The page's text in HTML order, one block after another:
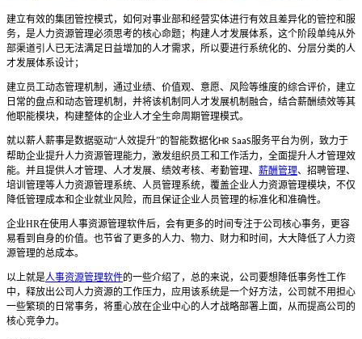
建立有效的集团管控模式，如何对事业部和经营实体进行有效且差异化的管控和服
务，是人力资源管理必须思考的核心命题；构建人才发展体系，这个阶段单纯从外
部渠道引人已无法满足日益增加的人才需求，所以要进行系统化的、分层分类的人
才发展体系设计；
建立员工动态管理机制，通过业绩、价值观、意愿、风险等维度的综合评价，建立
日常的盘点和动态管理机制，并将该机制同人才发展机制融合，结合薪酬绩效等其
他职能模块，构建整体的企业人才全生命周期管理模式。
就以薪人薪事是数据驱动“人效提升”的智能数据化HR SaaS服务平台为例，致力于
帮助企业提升人力资源管理能力，激发组织员工和工作活力，全面提升人才管理效
能。并且提供人才管理、人才发展、绩效考核、考勤管理、 薪酬管理、招聘管理、
培训管理等人力资源管理系统、人员管理系统，覆盖企业人力资源管理模块，不仅
降低管理成本和企业就业风险，而且保证企业人员管理的标准化和准确性。
企业HR在使用人事资源管理软件后，会有更多的时间专注于公司核心事务，更容
易看到自身的价值。也节省了更多的人力、物力、财力和时间，大大降低了人力资
源管理的总成本。
以上就是人事资源管理软件的一些介绍了， 总的来说，公司要想降低事务性工作
中，释放出公司人力资源的工作压力，应用该系统是一个好方法，公司就不用担心
一些繁琐的日常事务， 将重心放在企业中心的人才战略部署上面 ，从而提高公司的
核心竞争力。